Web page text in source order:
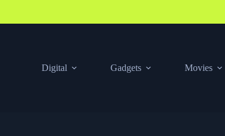
Digital Gadgets Movies